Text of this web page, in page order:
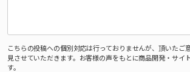
こちらの投稿への個別対応は行っておりませんが、頂いたご
見させていただきます。お客様の声をもとに商品開発・サイ
す。